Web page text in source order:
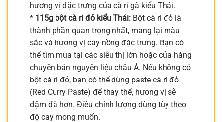
hương vị đặc trưng của cà ri gà kiểu Thái.
* 115g bột cà ri đỏ kiểu Thái: Bột cà ri đỏ là
thành phần quan trọng nhất, mang lại màu
sắc và hương vị cay nồng đặc trưng. Bạn có
thể tìm mua tại các siêu thị lớn hoặc cửa hàng
chuyên bán nguyên liệu châu Á. Nếu không có
bột cà ri đỏ, bạn có thể dùng paste cà ri đỏ
(Red Curry Paste) để thay thế, hương vị sẽ
đậm đà hơn. Điều chỉnh lượng dùng tùy theo
độ cay mong muốn.